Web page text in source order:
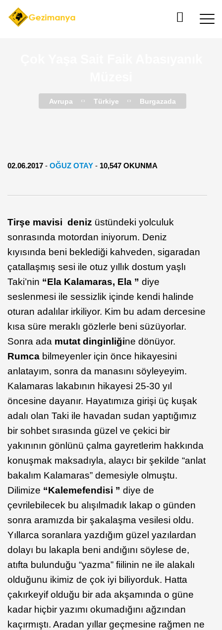
Avrupa Türkiye Burgazada
02.06.2017 - OĞUZ OTAY - 10,547 OKUNMA
Tirşe mavisi deniz üstündeki yolculuk
sonrasında motordan iniyorum. Deniz
kıyısında beni beklediği kahveden, sigaradan
çatallaşmış sesi ile otuz yıllık dostum yaşlı
Taki’nin “Ela Kalamaras, Ela ” diye
seslenmesi ile sessizlik içinde kendi halinde
oturan adalılar irkiliyor. Kim bu adam dercesine
kısa süre meraklı gözlerle beni süzüyorlar.
Sonra ada mutat dinginliğine dönüyor.
Rumca bilmeyenler için önce hikayesini
anlatayım, sonra da manasını söyleyeyim.
Kalamaras lakabının hikayesi 25-30 yıl
öncesine dayanır. Hayatımıza girişi üç kuşak
adalı olan Taki ile havadan sudan yaptığımız
bir sohbet sırasında güzel ve çekici bir
yakınının gönlünü çalma gayretlerim hakkında
konuşmak maksadıyla, alaycı bir şekilde “anlat
bakalım Kalamaras” demesiyle olmuştu.
Dilimize “Kalemefendisi ” diye de
çevrilebilecek bu alışılmadık lakap o günden
sonra aramızda bir şakalaşma vesilesi oldu.
Yıllarca soranlara yazdığım güzel yazılardan
dolayı bu lakapla beni andığını söylese de,
atıfta bulunduğu “yazma” fiilinin ne ile alakalı
olduğunu ikimiz de çok iyi biliyorduk. Hatta
çakırkeyif olduğu bir ada akşamında o güne
kadar hiçbir yazımı okumadığını ağzından
kaçırmıştı. Aradan yıllar geçmesine rağmen ne